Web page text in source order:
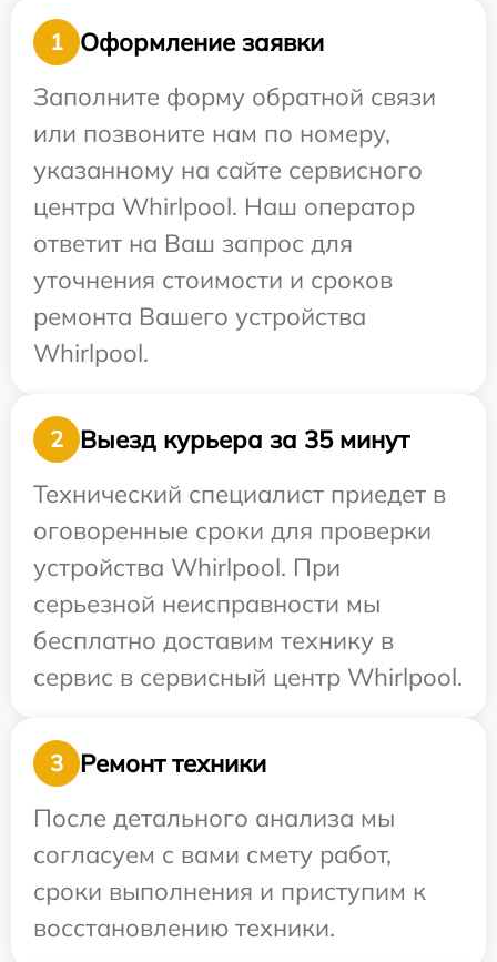
1
Оформление заявки
Заполните форму обратной связи
или позвоните нам по номеру,
указанному на сайте сервисного
центра Whirlpool. Наш оператор
ответит на Ваш запрос для
уточнения стоимости и сроков
ремонта Вашего устройства
Whirlpool.
2
Выезд курьера за 35 минут
Технический специалист приедет в
оговоренные сроки для проверки
устройства Whirlpool. При
серьезной неисправности мы
бесплатно доставим технику в
сервис в сервисный центр Whirlpool.
3
Ремонт техники
После детального анализа мы
согласуем с вами смету работ,
сроки выполнения и приступим к
восстановлению техники.